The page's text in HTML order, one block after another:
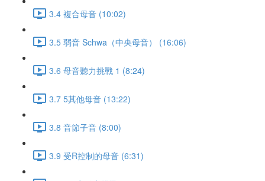
3.4 複合母音 (10:02)
3.5 弱音 Schwa（中央母音） (16:06)
3.6 母音聽力挑戰 1 (8:24)
3.7 5其他母音 (13:22)
3.8 音節子音 (8:00)
3.9 受R控制的母音 (6:31)